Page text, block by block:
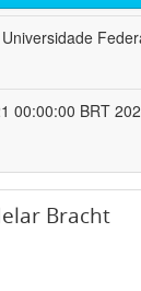
Universidade
00:00:00 BRT
Bracht